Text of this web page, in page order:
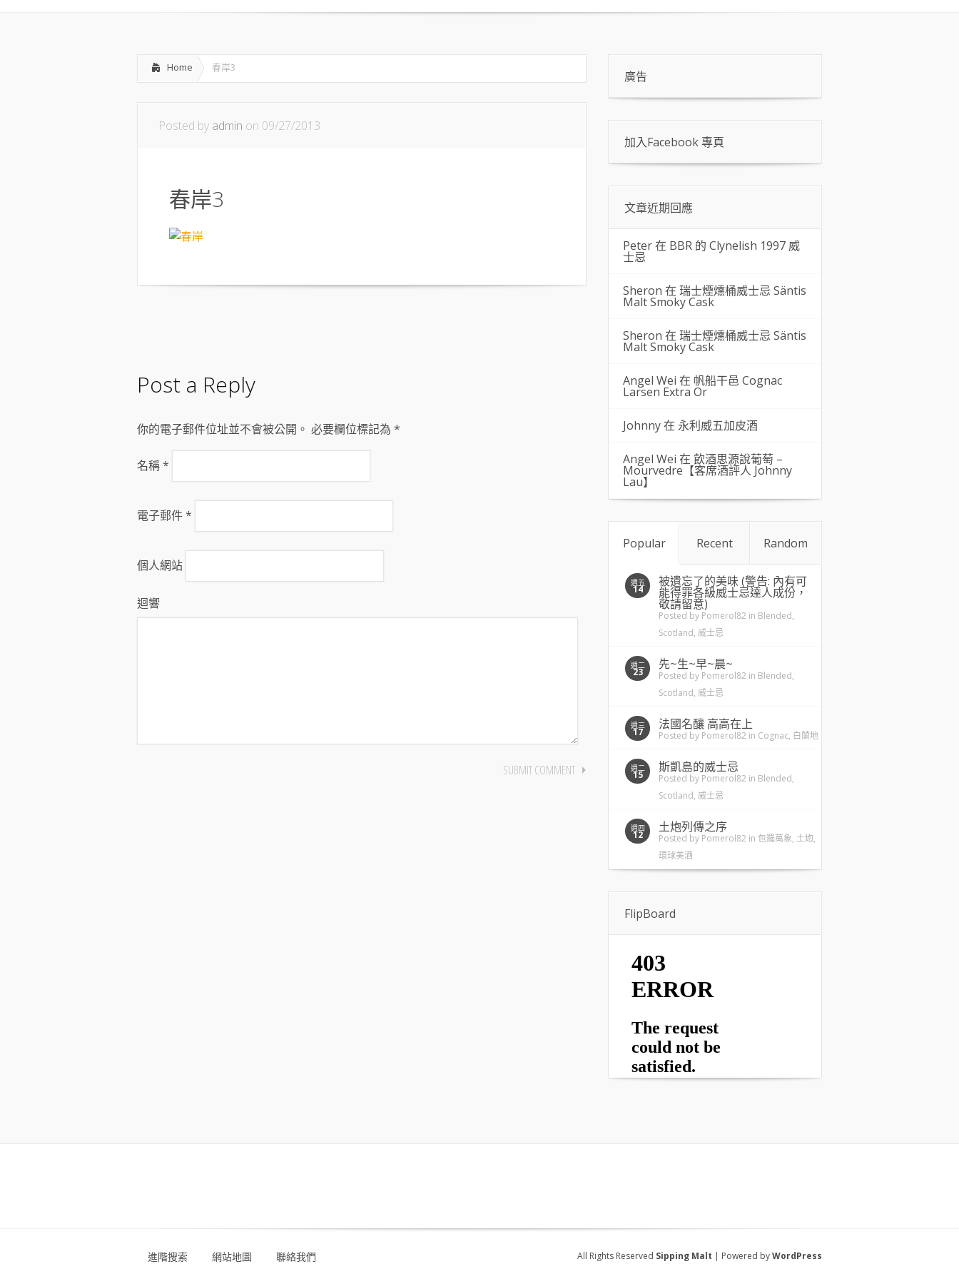
Home 春岸3
Posted by admin on 09/27/2013
春岸3
Post a Reply
你的電子郵件位址並不會被公開。 必要欄位標記為 *
名稱*
電子郵件*
個人網站
迴響
廣告
加入Facebook 專頁
文章近期回應
Peter 在 BBR 的 Clynelish 1997 威
士忌
Sheron 在 瑞士煙燻桶威士忌 Säntis
Malt Smoky Cask
Sheron 在 瑞士煙燻桶威士忌 Säntis
Malt Smoky Cask
Angel Wei 在 帆船干邑 Cognac
Larsen Extra Or
Johnny 在 永利威五加皮酒
Angel Wei 在 飲酒思源說葡萄 –
Mourvedre【客席酒評人 Johnny
Lau】
Popular Recent Random
週五
14
被遺忘了的美味 (警告: 內有可
能得罪各級威士忌達人成份，
敬請留意)
Posted by Pomerol82 in Blended,
Scotland, 威士忌
週二
23
先~生~早~晨~
Posted by Pomerol82 in Blended,
Scotland, 威士忌
週三
17
法國名釀 高高在上
Posted by Pomerol82 in Cognac, 白蘭地
週二
15
斯凱島的威士忌
Posted by Pomerol82 in Blended,
Scotland, 威士忌
週四
12
土炮列傳之序
Posted by Pomerol82 in 包羅萬象, 土炮,
環球美酒
FlipBoard
進階搜索 網站地圖 聯絡我們 All Rights Reserved Sipping Malt | Powered byWordPress